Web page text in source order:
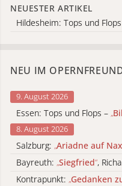
NEUESTER ARTIKEL
Hildesheim: Tops und
NEU IM
9. August 2026
Essen: Tops und Flops – „
8. August 2026
Salzburg: „Ariadne auf
Bayreuth: „Siegfried“,
Kontrapunkt: „Gedanken